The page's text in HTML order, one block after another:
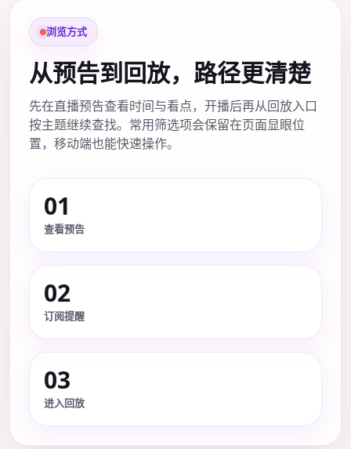
浏览方式
从预告到回放，路径更清楚
先在直播预告查看时间与看点，开播后再从回放入口
按主题继续查找。常用筛选项会保留在页面显眼位
置，移动端也能快速操作。
01
查看预告
02
订阅提醒
03
进入回放